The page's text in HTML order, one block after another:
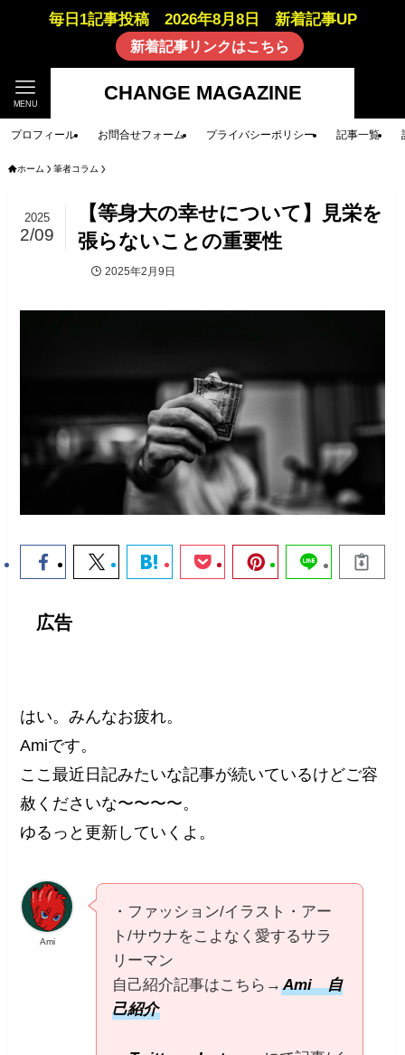
毎日1記事投稿 2026年8月8日 新着記事UP
新着記事リンクはこちら
CHANGE MAGAZINE
MENU
プロフィール お問合せフォーム プライバシーポリシー 記事一覧
ホーム 筆者コラム
【等身大の幸せについて】見栄を
張らないことの重要性
2025
2/09
2025年2月9日
広告
はい。みんなお疲れ。
Amiです。
ここ最近日記みたいな記事が続いているけどご容
赦くださいな〜〜〜〜。
ゆるっと更新していくよ。
Ami
・ファッション/イラスト・アー
ト/サウナをこよなく愛するサラ
リーマン
自己紹介記事はこちら→Ami 自
己紹介